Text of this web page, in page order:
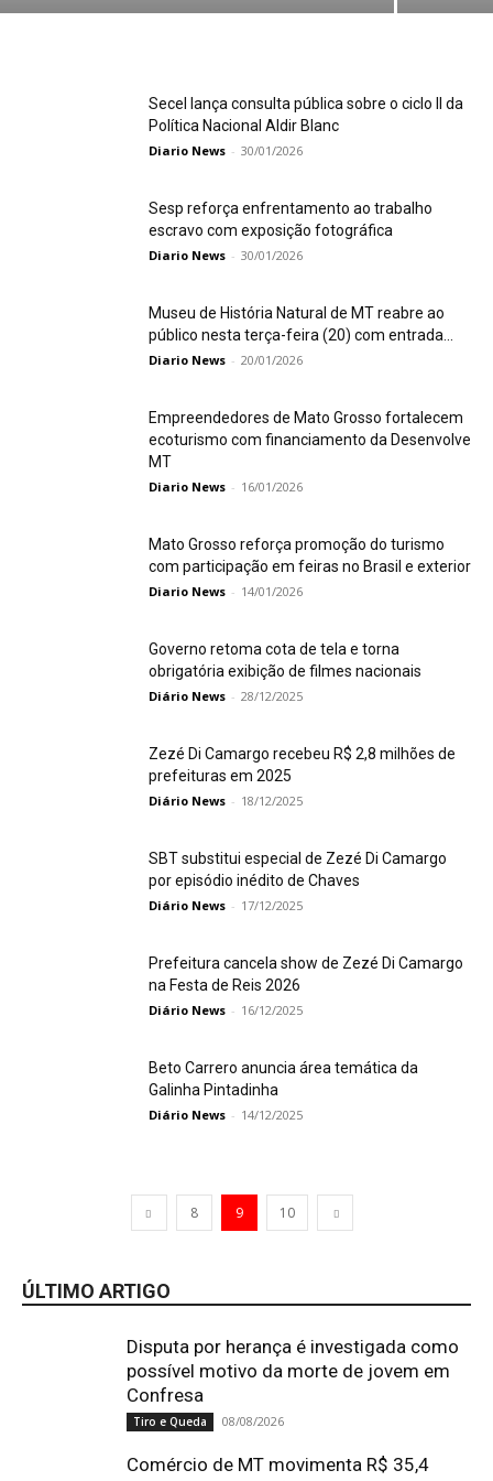
Secel lança consulta pública sobre o ciclo II da
Política Nacional Aldir Blanc
Diario News - 30/01/2026
Sesp reforça enfrentamento ao trabalho
escravo com exposição fotográfica
Diario News - 30/01/2026
Museu de História Natural de MT reabre ao
público nesta terça-feira (20) com entrada...
Diario News - 20/01/2026
Empreendedores de Mato Grosso fortalecem
ecoturismo com financiamento da Desenvolve
MT
Diario News - 16/01/2026
Mato Grosso reforça promoção do turismo
com participação em feiras no Brasil e exterior
Diario News - 14/01/2026
Governo retoma cota de tela e torna
obrigatória exibição de filmes nacionais
Diário News - 28/12/2025
Zezé Di Camargo recebeu R$ 2,8 milhões de
prefeituras em 2025
Diário News - 18/12/2025
SBT substitui especial de Zezé Di Camargo
por episódio inédito de Chaves
Diário News - 17/12/2025
Prefeitura cancela show de Zezé Di Camargo
na Festa de Reis 2026
Diário News - 16/12/2025
Beto Carrero anuncia área temática da
Galinha Pintadinha
Diário News - 14/12/2025
8 9 10
ÚLTIMO ARTIGO
Disputa por herança é investigada como
possível motivo da morte de jovem em
Confresa
Tiro e Queda 08/08/2026
Comércio de MT movimenta R$ 35,4